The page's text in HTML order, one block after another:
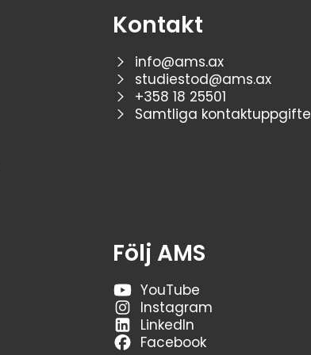
Kontakt
info@ams.ax
studiestod@ams.ax
+358 18 25501
Samtliga
Följ AMS
YouTube
Instagram
LinkedIn
Facebook